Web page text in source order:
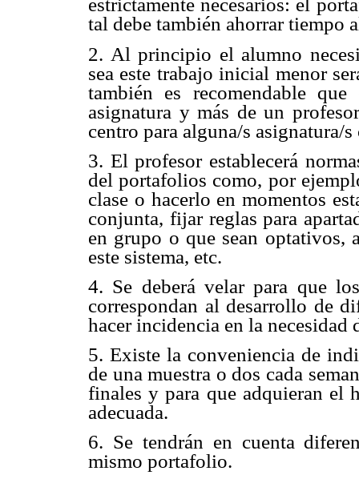
estrictamente necesarios: el
tal debe también ahorrar tiempo
2. Al principio el alumno
sea este trabajo inicial menor
también es recomendable
asignatura y más de un
centro para alguna/s asignatura/s
3. El profesor establecerá
del portafolios como, por
clase o hacerlo en momentos
conjunta, fijar reglas para
en grupo o que sean optativos,
este sistema, etc.
4. Se deberá velar para que
correspondan al desarrollo de
hacer incidencia en la
5. Existe la conveniencia de
de una muestra o dos cada
finales y para que adquieran el
adecuada.
6. Se tendrán en cuenta
mismo portafolio.